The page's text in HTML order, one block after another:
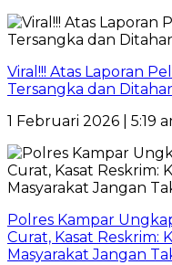
Viral!!! Atas Laporan
Tersangka dan
1 Februari 2026 | 5:19
Polres Kampar
Curat, Kasat Reskrim:
Masyarakat Jangan